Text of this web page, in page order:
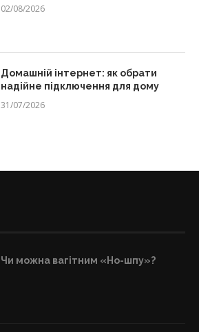
02/08/2026
Домашній інтернет: як обрати
надійне підключення для дому
31/07/2026
Чи можна вагітним «Но-шпу»?